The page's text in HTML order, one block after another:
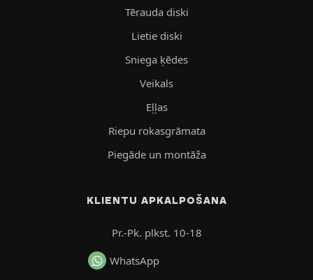
Tērauda diski
Lietie diski
Sniega ķēdes
Veikals
Eļļas
Riepu rokasgrāmata
Piegāde un montāža
KLIENTU APKALPOŠANA
Pr.-Pk. plkst. 10-18
WhatsApp